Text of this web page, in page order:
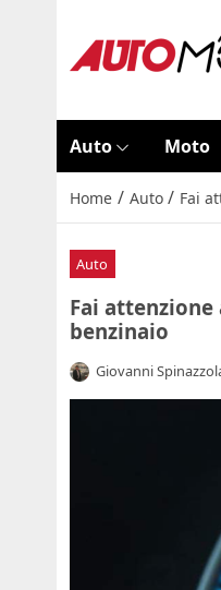
Auto Moto
Home / Auto / Fai
Auto
Fai
benzinaio
Giovanni